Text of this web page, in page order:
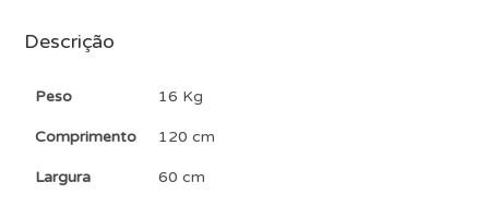
Descrição
Peso 16 Kg
Comprimento 120 cm
Largura 60 cm